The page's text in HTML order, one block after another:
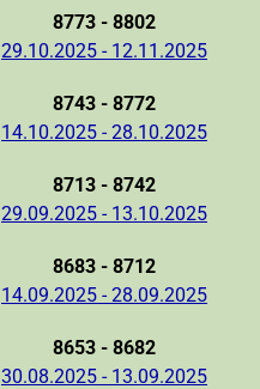
8773 - 8802
29.10.2025 - 12.11.2025
8743 - 8772
14.10.2025 - 28.10.2025
8713 - 8742
29.09.2025 - 13.10.2025
8683 - 8712
14.09.2025 - 28.09.2025
8653 - 8682
30.08.2025 - 13.09.2025